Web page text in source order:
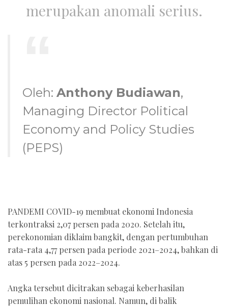
merupakan anomali serius.
Oleh: Anthony Budiawan,
Managing Director Political
Economy and Policy Studies
(PEPS)
PANDEMI COVID-19 membuat ekonomi Indonesia
terkontraksi 2,07 persen pada 2020. Setelah itu,
perekonomian diklaim bangkit, dengan pertumbuhan
rata-rata 4,77 persen pada periode 2021–2024, bahkan di
atas 5 persen pada 2022–2024.
Angka tersebut dicitrakan sebagai keberhasilan
pemulihan ekonomi nasional. Namun, di balik